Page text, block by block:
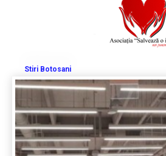
Stiri Botosani